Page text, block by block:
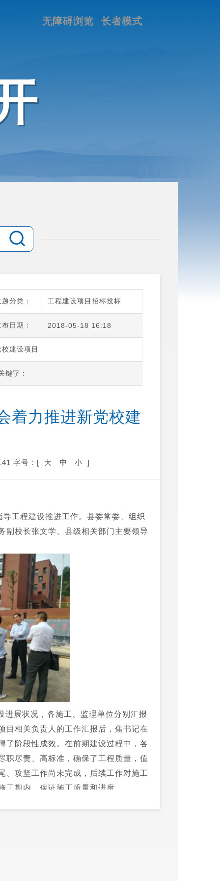
长者模式
无障碍浏览
题分类： 工程建设项目招标投标
布日期： 2018-05-18 16:18
建设项目
键字：
着力推进新党校建
字号：[ 大 中 小 ]
工程建设推进工作。县委常委、组织
副校长张文学、县级相关部门主要领导
进展状况，各施工、监理单位分别汇报
目相关负责人的工作汇报后，焦书记在
了阶段性成效。在前期建设过程中，各
职尽责、高标准，确保了工程质量，值
、攻坚工作尚未完成，后续工作对施工
期内，保证施工质量和进度。